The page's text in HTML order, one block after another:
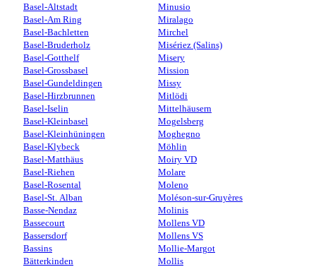
Basel-Altstadt
Basel-Am Ring
Basel-Bachletten
Basel-Bruderholz
Basel-Gotthelf
Basel-Grossbasel
Basel-Gundeldingen
Basel-Hirzbrunnen
Basel-Iselin
Basel-Kleinbasel
Basel-Kleinhüningen
Basel-Klybeck
Basel-Matthäus
Basel-Riehen
Basel-Rosental
Basel-St. Alban
Basse-Nendaz
Bassecourt
Bassersdorf
Bassins
Bätterkinden
Minusio
Miralago
Mirchel
Misériez (Salins)
Misery
Mission
Missy
Mitlödi
Mittelhäusern
Mogelsberg
Moghegno
Möhlin
Moiry VD
Molare
Moleno
Moléson-sur-Gruyères
Molinis
Mollens VD
Mollens VS
Mollie-Margot
Mollis